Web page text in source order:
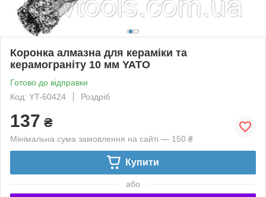
Коронка алмазна для кераміки та
керамограніту 10 мм YATO
Готово до відправки
Код: YT-60424
Роздріб
137 ₴
Мінімальна сума замовлення на сайті — 150 ₴
Купити
або